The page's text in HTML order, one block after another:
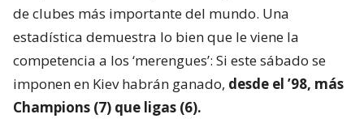
de clubes más importante del mundo. Una
estadística demuestra lo bien que le viene la
competencia a los ‘merengues’: Si este sábado se
imponen en Kiev habrán ganado, desde el ’98, más
Champions (7) que ligas (6).